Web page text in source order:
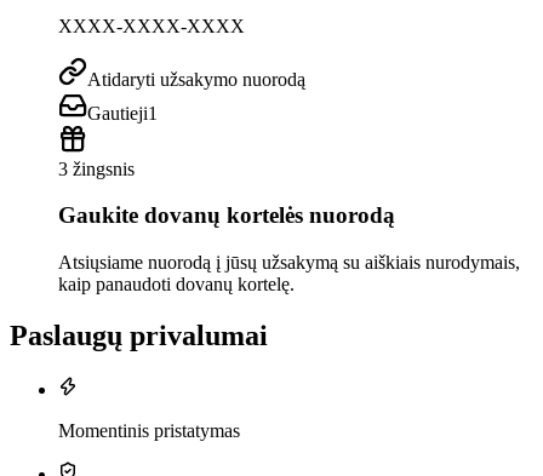
XXXX-XXXX-XXXX
Atidaryti užsakymo nuorodą
Gautieji1
3 žingsnis
Gaukite dovanų kortelės nuorodą
Atsiųsiame nuorodą į jūsų užsakymą su aiškiais nurodymais,
kaip panaudoti dovanų kortelę.
Paslaugų privalumai
Momentinis pristatymas